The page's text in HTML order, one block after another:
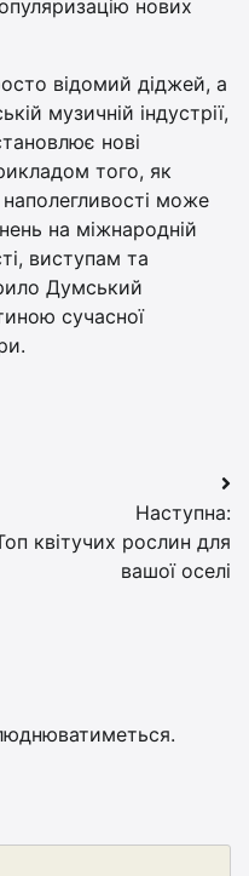
нових
відомий діджей, а
музичній індустрії,
нові
того, як
може
на міжнародній
виступам та
Думський
сучасної
Наступна:
квітучих рослин для
вашої оселі